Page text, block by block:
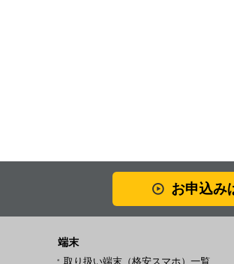
お申込み
端末
取り扱い端末（格安スマホ）一覧